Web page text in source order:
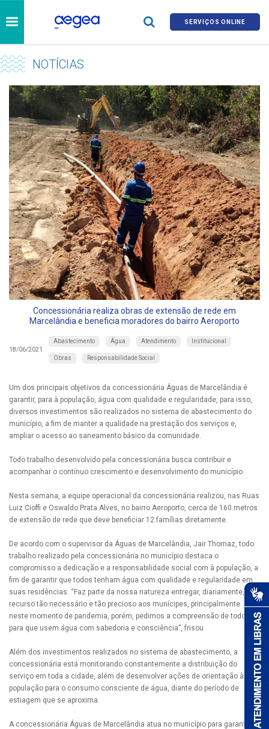
SERVIÇOS ONLINE
NOTÍCIAS
Concessionária realiza obras de extensão de rede em
Marcelândia e beneficia moradores do bairro Aeroporto
18/06/2021
Abastecimento Água Atendimento Institucional
Obras Responsabilidade Social
Um dos principais objetivos da concessionária Águas de Marcelândia é
garantir, para à população, água com qualidade e regularidade, para isso,
diversos investimentos são realizados no sistema de abastecimento do
município, a fim de manter a qualidade na prestação dos serviços e,
ampliar o acesso ao saneamento básico da comunidade.
Todo trabalho desenvolvido pela concessionária busca contribuir e
acompanhar o contínuo crescimento e desenvolvimento do município.
Nesta semana, a equipe operacional da concessionária realizou, nas Ruas
Luiz Cioffi e Oswaldo Prata Alves, no bairro Aeroporto, cerca de 160 metros
de extensão de rede que deve beneficiar 12 famílias diretamente.
De acordo com o supervisor da Águas de Marcelândia, Jair Thomaz, todo
trabalho realizado pela concessionária no município destaca o
compromisso a dedicação e a responsabilidade social com à população, a
fim de garantir que todos tenham água com qualidade e regularidade em
suas residências. “Faz parte da nossa natureza entregar, diariamente, um
recurso tão necessário e tão precioso aos munícipes, principalmente
neste momento de pandemia, porém, pedimos a compreensão de todos
para que usem água com sabedoria e consciência”, frisou
Além dos investimentos realizados no sistema de abastecimento, a
concessionária está monitorando constantemente a distribuição do
serviço em toda a cidade, além de desenvolver ações de orientação à
população para o consumo consciente de água, diante do período de
estiagem que se aproxima.
A concessionária Águas de Marcelândia atua no município para garantir